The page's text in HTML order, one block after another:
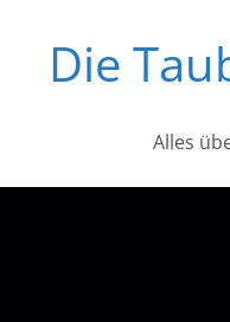
springenDie
Alles